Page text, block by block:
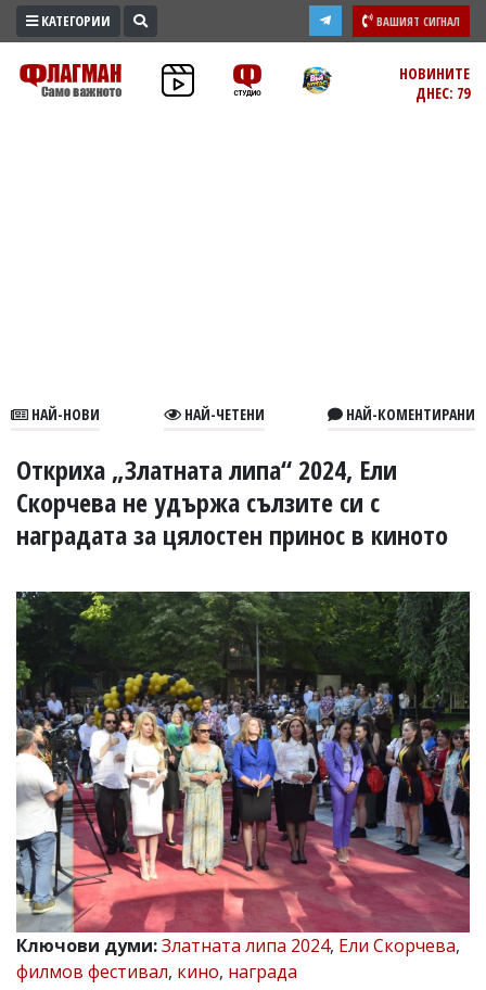
ПРОМО
ЗОНА
В
УКРАЙНА
СПОРТ
РАЗСЛЕДВАНЕ
БИЗНЕС
ЮГ
Управители:
Веселин
Василев,
email:
v.vasilev@flagman.bg
Катя
Касабова,
k.kassabova@flagman.bg
Главен
редактор:
Иван
Колев,
email:
office@flagman.bg
КАТЕГОРИИ ВАШИЯТ СИГНАЛ
НОВИНИТЕ
ДНЕС: 79
НАЙ-НОВИ НАЙ-ЧЕТЕНИ НАЙ-КОМЕНТИРАНИ
Откриха „Златната липа“ 2024, Ели
Скорчева не удържа сълзите си с
наградата за цялостен принос в киното
Ключови думи:Златната липа 2024, Ели Скорчева,
филмов фестивал, кино, награда